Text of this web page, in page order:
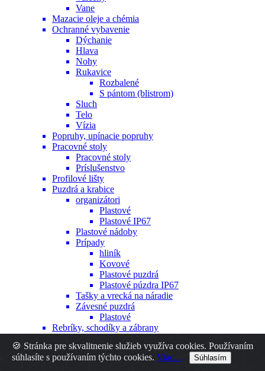
🍪 Stránka pre skvalitnenie služieb využíva cookies. Používaním
súhlasíte s používaním týchto cookies. Viac... Súhlasím
Vane
Mazacie oleje a chémia
Ochranné vybavenie
Dýchanie
Hlava
Nohy
Rukavice
Rozbalené
S pántom (blistrom)
Sluch
Telo
Vízia
Popruhy, upínacie popruhy
Pracovné stoly
Pracovné stoly
Príslušenstvo
Profilové lišty
Puzdrá a krabice
organizátori
Plastové
Plastové IP67
Plastové nádoby
Prípady
hliník
Kovové
Plastové puzdrá
Plastové púzdra IP67
Tašky a vrecká na náradie
Závesné puzdrá
Plastové
Rebríky, schodíky a zábrany
Spojovacie prvky
Hmoždinky